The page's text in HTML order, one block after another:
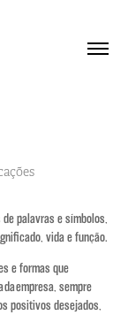
palavras e símbolos,
vida e função.
e formas que
empresa, sempre
positivos desejados,